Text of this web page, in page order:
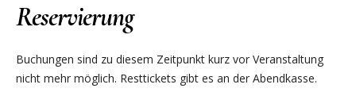
Reservierung
Buchungen sind zu diesem Zeitpunkt kurz vor Veranstaltung
nicht mehr möglich. Resttickets gibt es an der Abendkasse.